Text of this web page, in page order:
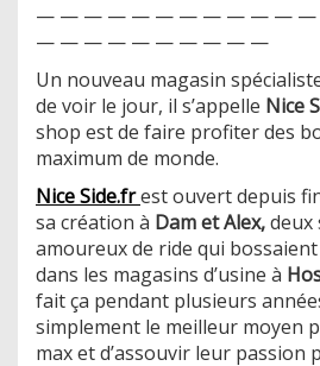
— — — — — — — — — — —
— — — — — — — — — —
Un nouveau magasin
de voir le jour, il s’appelle Nice
shop est de faire profiter des
maximum de monde.
Nice Side.frest ouvert depuis
sa création à Dam et Alex,deux
amoureux de ride qui bossaient
dans les magasins d’usine à
fait ça pendant plusieurs
simplement le meilleur moyen
max et d’assouvir leur passion